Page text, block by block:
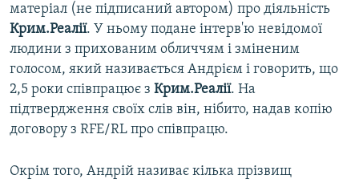
матеріал (не підписаний автором) про діяльність
Крим.Реалії. У ньому подане інтерв'ю невідомої
людини з прихованим обличчям і зміненим
голосом, який називається Андрієм і говорить, що
2,5 роки співпрацює з Крим.Реалії. На
підтвердження своїх слів він, нібито, надав копію
договору з RFE/RL про співпрацю.
Окрім того, Андрій називає кілька прізвищ